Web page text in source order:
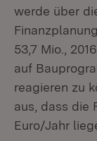
werde über
53,7 Mio.,
auf
reagieren zu
aus, dass die
Euro/Jahr